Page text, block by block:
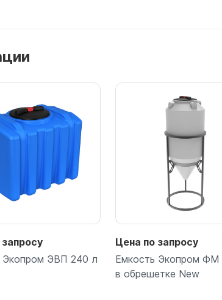
Экопром ЭВП 240 л
Цена по запросу
Емкость Экопром ФМ
в обрешетке New